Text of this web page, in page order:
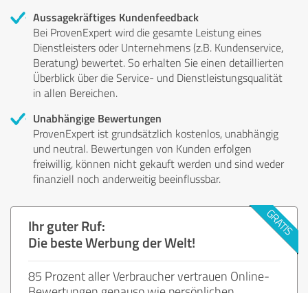
Aussagekräftiges Kundenfeedback
Bei ProvenExpert wird die gesamte Leistung eines
Dienstleisters oder Unternehmens (z.B. Kundenservice,
Beratung) bewertet. So erhalten Sie einen detaillierten
Überblick über die Service- und Dienstleistungsqualität
in allen Bereichen.
Unabhängige Bewertungen
ProvenExpert ist grundsätzlich kostenlos, unabhängig
und neutral. Bewertungen von Kunden erfolgen
freiwillig, können nicht gekauft werden und sind weder
finanziell noch anderweitig beeinflussbar.
Ihr guter Ruf:
Die beste Werbung der Welt!
85 Prozent aller Verbraucher vertrauen Online-